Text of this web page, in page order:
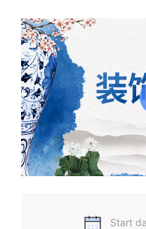
养学生的正确审美观，使学
形式美的原理和法则来指导
高学生感性美、欣赏美、创
解、观察、分析、动手等实
现能力和创新能力。
Start